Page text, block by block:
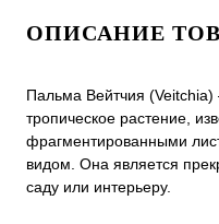
ОПИСАНИЕ
Пальма Вейтчия (Veitchia)
тропическое растение,
фрагментированными
видом. Она является
саду или интерьеру.